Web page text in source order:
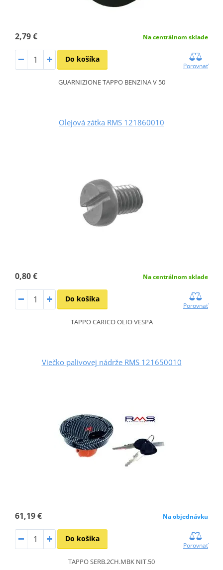
2,79 € Na centrálnom sklade
Do košíka
Porovnať
GUARNIZIONE TAPPO BENZINA V 50
Olejová zátka RMS 121860010
0,80 € Na centrálnom sklade
Do košíka
Porovnať
TAPPO CARICO OLIO VESPA
Viečko palivovej nádrže RMS 121650010
61,19 € Na objednávku
Do košíka
Porovnať
TAPPO SERB.2CH.MBK NIT.50